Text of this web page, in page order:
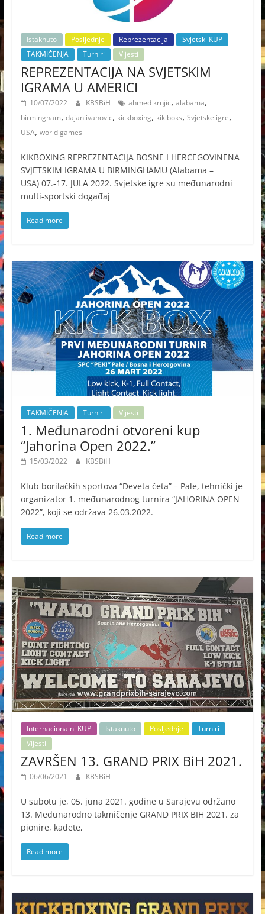
Istaknuto Posljednje Reprezentacija
Svjetski KUP
TAKMIČENJA
Turniri Vijesti
REPREZENTACIJA NA SVJETSKIM
IGRAMA U AMERICI
10/07/2022 KBSBiH ahmed krnjic, alabama,
birmingham, dajan ivanovic, kickboxing, kik boks, Svjetske igre,
USA, world games
KIKBOXING REPREZENTACIJA BOSNE I HERCEGOVINENA
SVJETSKIM IGRAMA U BIRMINGHAMU (Alabama –
USA) 07.-17. JULA 2022. Svjetske igre su međunarodni
multi-sportski događaj
Read more
TAKMIČENJA Turniri Vijesti
1. Međunarodni otvoreni kup
“Jahorina Open 2022.”
15/03/2022 KBSBiH
Klub borilačkih sportova “Deveta četa” – Pale, tehnički je
organizator 1. međunarodnog turnira “JAHORINA OPEN
2022”, koji se održava 26.03.2022.
Read more
Internacionalni KUP Istaknuto Posljednje
Turniri
Vijesti
ZAVRŠEN 13. GRAND PRIX BiH 2021.
06/06/2021 KBSBiH
U subotu je, 05. juna 2021. godine u Sarajevu održano
13. Međunarodno takmičenje GRAND PRIX BIH 2021. za
pionire, kadete,
Read more